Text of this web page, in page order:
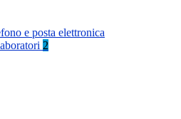
e posta elettronica
2